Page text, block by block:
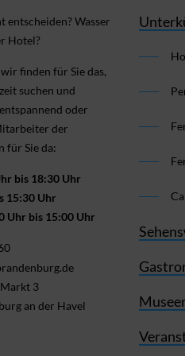
ent­scheiden? Wasser
Hotel?
finden für Sie das,
suchen und
oder
der
für Sie da:
bis 18:30 Uhr
15:30 Uhr
Uhr bis 15:00 Uhr
3
an der Havel